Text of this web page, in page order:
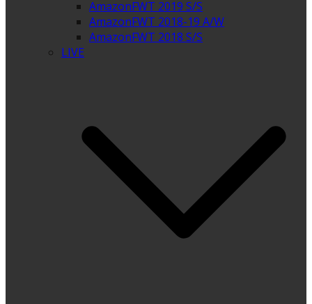
AmazonFWT 2019 S/S
AmazonFWT 2018-19 A/W
AmazonFWT 2018 S/S
LIVE